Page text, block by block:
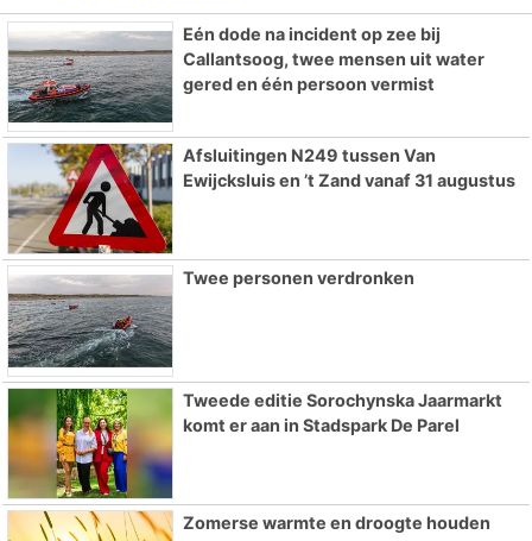
Eén dode na incident op zee bij
Callantsoog, twee mensen uit water
gered en één persoon vermist
Afsluitingen N249 tussen Van
Ewijcksluis en ’t Zand vanaf 31 augustus
Twee personen verdronken
Tweede editie Sorochynska Jaarmarkt
komt er aan in Stadspark De Parel
Zomerse warmte en droogte houden